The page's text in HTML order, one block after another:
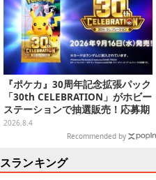
『ポケカ』30周年記念拡張パック
「30th CELEBRATION」がホビー
ステーションで抽選販売！応募期
間は8月6日23時59分まで
2026.8.4
Recommended by
ランキング